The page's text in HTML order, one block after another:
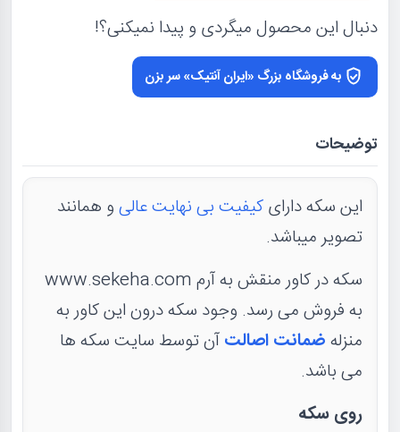
دنبال این محصول میگردی و پیدا نمیکنی؟!
به فروشگاه بزرگ «ایران آنتیک» سر بزن
توضیحات
این سکه دارایکیفیت بی نهایت عالیو همانند
تصویر میباشد.
سکه در کاور منقش به آرم www.sekeha.com
به فروش می رسد. وجود سکه درون این کاور به
منزلهضمانت اصالتآن توسط سایت سکه ها
می باشد.
روی سکه